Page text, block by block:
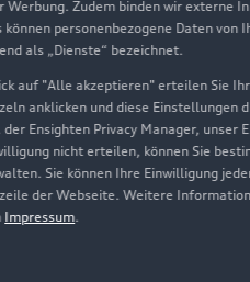
Zudem binden wir externe
personenbezogene Daten
als „Dienste“ bezeichnet.
auf "Alle akzeptieren" erteilen Sie
anklicken und diese
Ensighten Privacy Manager,
nicht erteilen, können Sie
Sie können Ihre Einwilligung
der Webseite. Weitere
Impressum.
Center